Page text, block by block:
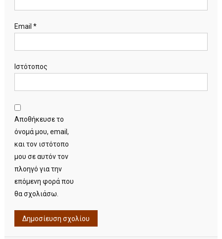
Email *
Ιστότοπος
Αποθήκευσε το
όνομά μου, email,
και τον ιστότοπο
μου σε αυτόν τον
πλοηγό για την
επόμενη φορά που
θα σχολιάσω.